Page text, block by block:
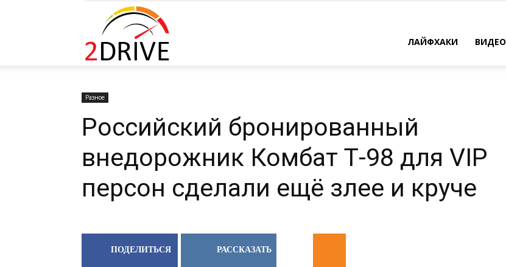
ЛАЙФХАКИ ВИДЕО
Разное
Российский бронированный
внедорожник Комбат Т-98 для VIP
персон сделали ещё злее и круче
ПОДЕЛИТЬСЯ РАССКАЗАТЬ